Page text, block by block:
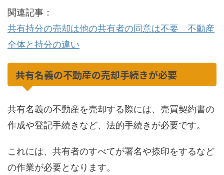
関連記事：
共有持分の売却は他の共有者の同意は不要 不動産
全体と持分の違い
共有名義の不動産の売却手続きが必要
共有名義の不動産を売却する際には、売買契約書の
作成や登記手続きなど、法的手続きが必要です。
これには、共有者のすべてが署名や捺印をするなど
の作業が必要となります。